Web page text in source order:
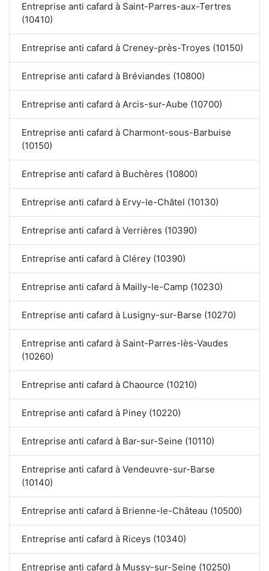
Entreprise anti cafard à Saint-Parres-aux-Tertres
(10410)
Entreprise anti cafard à Creney-près-Troyes (10150)
Entreprise anti cafard à Bréviandes (10800)
Entreprise anti cafard à Arcis-sur-Aube (10700)
Entreprise anti cafard à Charmont-sous-Barbuise
(10150)
Entreprise anti cafard à Buchères (10800)
Entreprise anti cafard à Ervy-le-Châtel (10130)
Entreprise anti cafard à Verrières (10390)
Entreprise anti cafard à Clérey (10390)
Entreprise anti cafard à Mailly-le-Camp (10230)
Entreprise anti cafard à Lusigny-sur-Barse (10270)
Entreprise anti cafard à Saint-Parres-lès-Vaudes
(10260)
Entreprise anti cafard à Chaource (10210)
Entreprise anti cafard à Piney (10220)
Entreprise anti cafard à Bar-sur-Seine (10110)
Entreprise anti cafard à Vendeuvre-sur-Barse
(10140)
Entreprise anti cafard à Brienne-le-Château (10500)
Entreprise anti cafard à Riceys (10340)
Entreprise anti cafard à Mussy-sur-Seine (10250)